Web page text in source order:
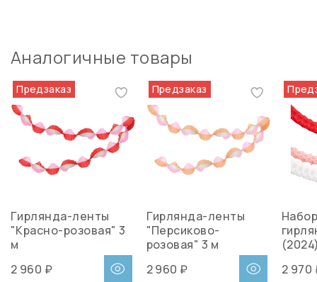
Аналогичные товары
Предзаказ
Гирлянда-ленты
"Красно-розовая" 3
м
2 960 ₽
Предзаказ
Гирлянда-ленты
"Персиково-
розовая" 3 м
2 960 ₽
2 970